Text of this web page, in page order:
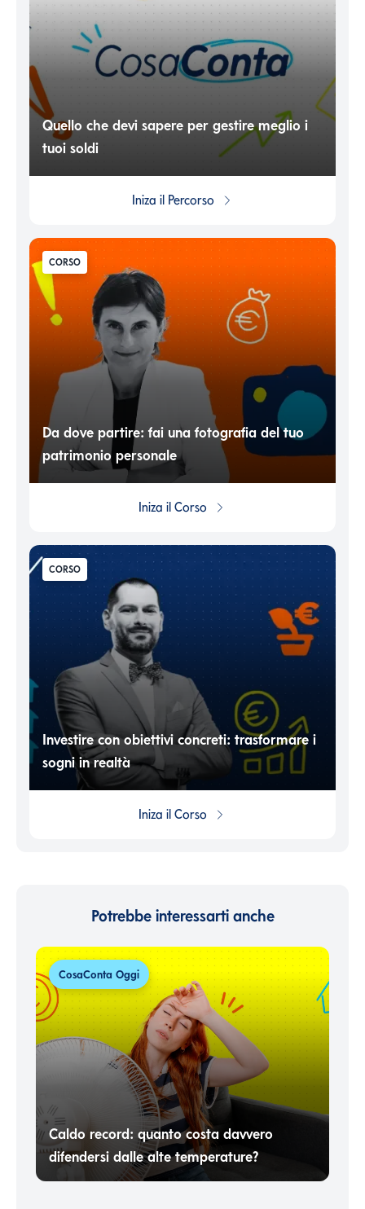
Quello che devi sapere per gestire meglio i
tuoi soldi
Iniza il Percorso
CORSO
Da dove partire: fai una fotografia del tuo
patrimonio personale
Iniza il Corso
CORSO
Investire con obiettivi concreti: trasformare i
sogni in realtà
Iniza il Corso
Potrebbe interessarti anche
CosaConta Oggi
Caldo record: quanto costa davvero
difendersi dalle alte temperature?